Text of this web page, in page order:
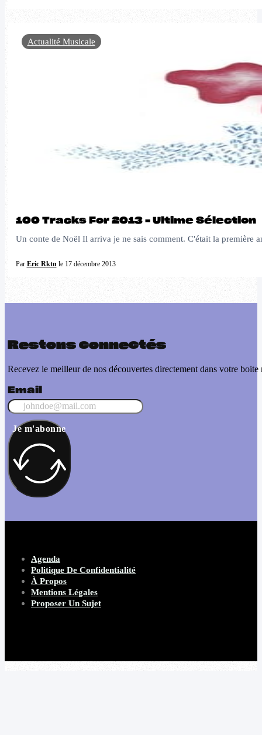
100 Tracks For 2013 – Ultime Sélection
Un conte de Noël Il arriva je ne sais comment. C'était la première
Par Eric Rktnle 17 décembre 2013
Actualité Musicale
Restons connectés
Recevez le meilleur de nos découvertes directement dans votre boite
Email
Je m'abonne
Agenda
Politique De Confidentialité
À Propos
Mentions Légales
Proposer Un Sujet